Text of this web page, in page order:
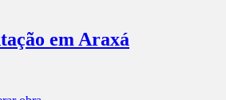
em Araxá